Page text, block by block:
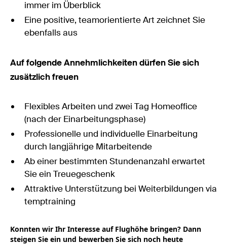
immer im Überblick
Eine positive, teamorientierte Art zeichnet Sie
ebenfalls aus
Auf folgende Annehmlichkeiten dürfen Sie sich
zusätzlich freuen
Flexibles Arbeiten und zwei Tag Homeoffice
(nach der Einarbeitungsphase)
Professionelle und individuelle Einarbeitung
durch langjährige Mitarbeitende
Ab einer bestimmten Stundenanzahl erwartet
Sie ein Treuegeschenk
Attraktive Unterstützung bei Weiterbildungen via
temptraining
Konnten wir Ihr Interesse auf Flughöhe bringen? Dann
steigen Sie ein und bewerben Sie sich noch heute